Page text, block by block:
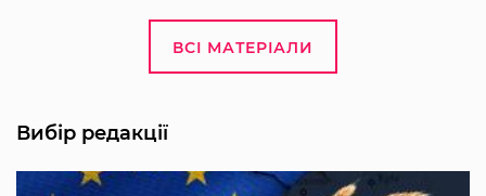
ВСІ МАТЕРІАЛИ
Вибір редакції